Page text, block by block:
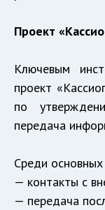
Проект
Ключевым
проект
по
передача
Среди
— контакты с
— передача